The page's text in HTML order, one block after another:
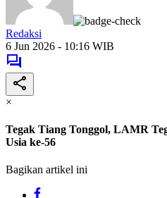
Redaksi
6 Jun 2026 - 10:16 WIB
×
Tegak Tiang Tonggol, LAMR
Usia ke-56
Bagikan artikel ini